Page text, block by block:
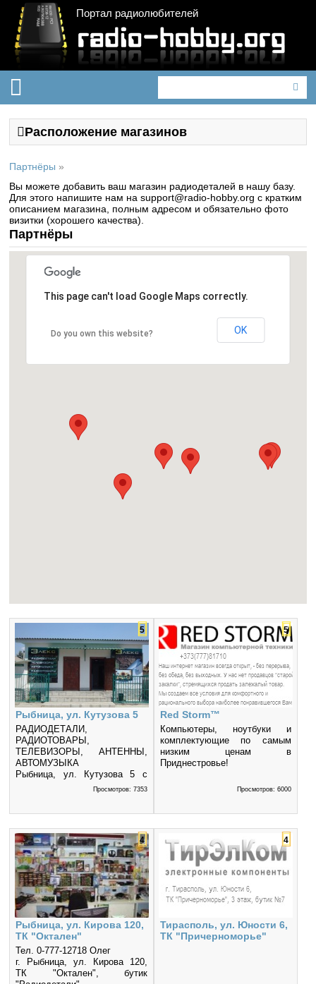
Портал радиолюбителей
Расположение магазинов
Партнёры »
Вы можете добавить ваш магазин радиодеталей в нашу базу.
Для этого напишите нам на support@radio-hobby.org с кратким
описанием магазина, полным адресом и обязательно фото
визитки (хорошего качества).
Партнёры
This page can't load Google Maps correctly.
Do you own this website? OK
Рыбница, ул. Кутузова 5
РАДИОДЕТАЛИ,
РАДИОТОВАРЫ,
ТЕЛЕВИЗОРЫ, АНТЕННЫ,
АВТОМУЗЫКА
Рыбница, ул. Кутузова 5 с
9:00 до 18:00 без выходных
Просмотров: 7353
5
Red Storm™
Компьютеры, ноутбуки и
комплектующие по самым
низким ценам в
Приднестровье!
Просмотров: 6000
5
Рыбница, ул. Кирова 120,
ТК "Октален"
Тел. 0-777-12718 Олег
г. Рыбница, ул. Кирова 120,
ТК "Октален", бутик
4
Тирасполь, ул. Юности 6,
ТК "Причерноморье"
4